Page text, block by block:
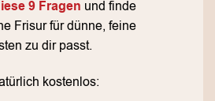
9 Fragen und finde
Frisur für dünne, feine
zu dir passt.
kostenlos: